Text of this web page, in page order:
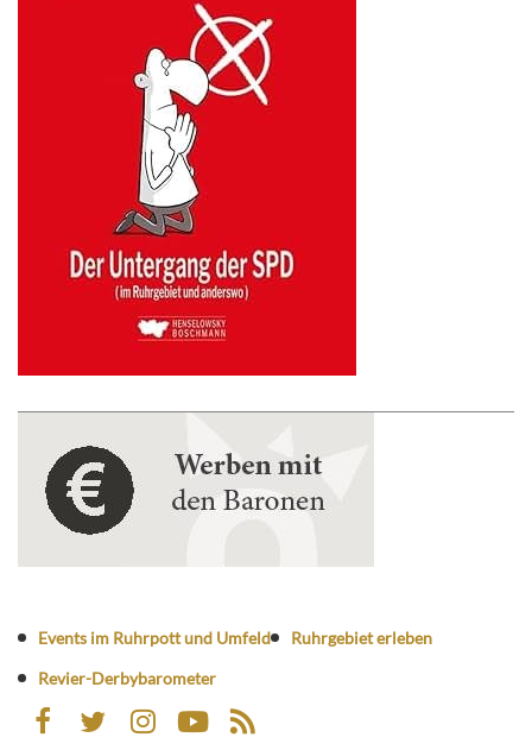
Events im Ruhrpott und Umfeld
Ruhrgebiet erleben
Revier-Derbybarometer